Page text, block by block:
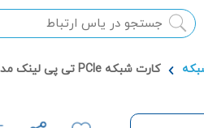
کارت شبکه PCIe تی پی لینک مدل TG-3468